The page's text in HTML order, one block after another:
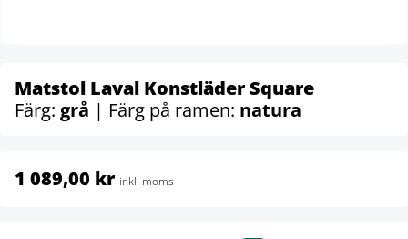
Matstol Laval Konstläder Square
Färg: grå | Färg på ramen: natura
1 089,00 kr inkl. moms